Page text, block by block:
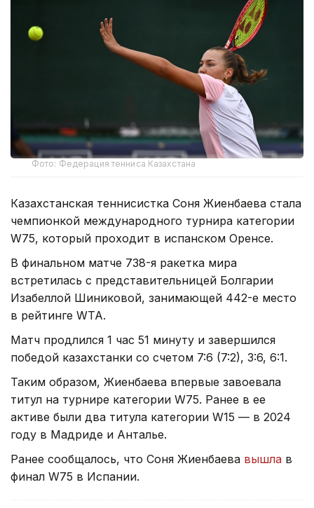
Фото: Федерация тенниса Казахстана
Казахстанская теннисистка Соня Жиенбаева стала
чемпионкой международного турнира категории
W75, который проходит в испанском Оренсе.
В финальном матче 738-я ракетка мира
встретилась с представительницей Болгарии
Изабеллой Шиниковой, занимающей 442-е место
в рейтинге WTA.
Матч продлился 1 час 51 минуту и завершился
победой казахстанки со счетом 7:6 (7:2), 3:6, 6:1.
Таким образом, Жиенбаева впервые завоевала
титул на турнире категории W75. Ранее в ее
активе были два титула категории W15 — в 2024
году в Мадриде и Анталье.
Ранее сообщалось, что Соня Жиенбаева вышла в
финал W75 в Испании.